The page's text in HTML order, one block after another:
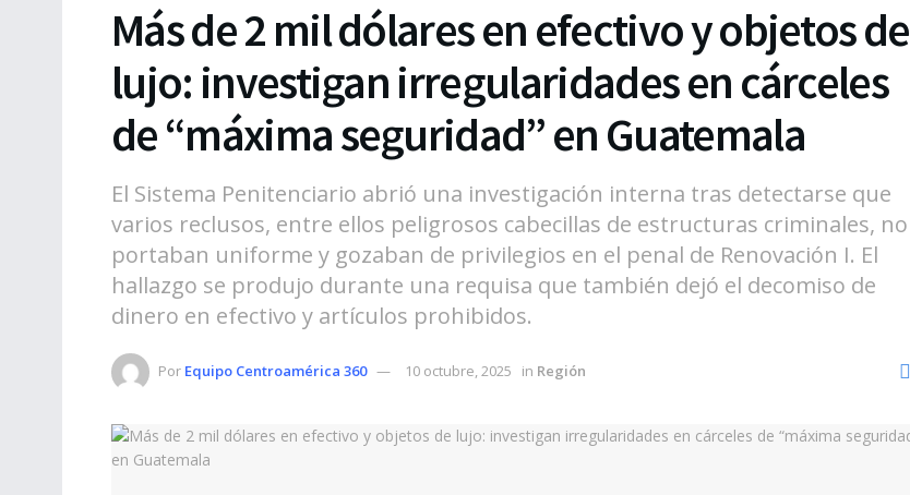
Más de 2 mil dólares en efectivo y objetos de
lujo: investigan irregularidades en cárceles
de “máxima seguridad” en Guatemala
El Sistema Penitenciario abrió una investigación interna tras detectarse que
varios reclusos, entre ellos peligrosos cabecillas de estructuras criminales, no
portaban uniforme y gozaban de privilegios en el penal de Renovación I. El
hallazgo se produjo durante una requisa que también dejó el decomiso de
dinero en efectivo y artículos prohibidos.
Por Equipo Centroamérica 360 10 octubre, 2025 in Región